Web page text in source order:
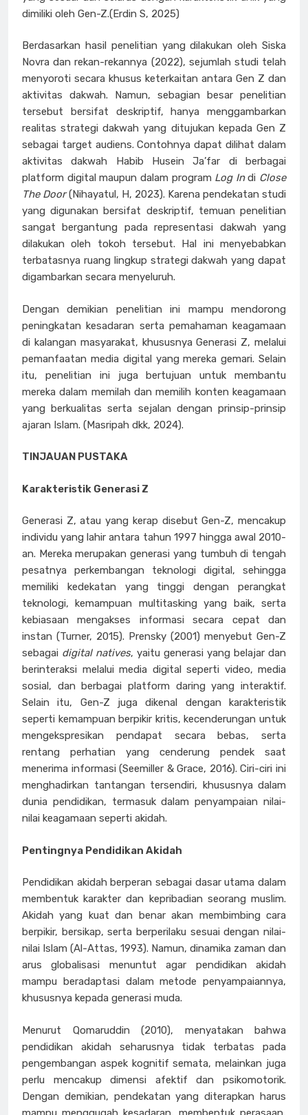
dimiliki oleh Gen-Z.(Erdin S, 2025)
Berdasarkan hasil penelitian yang dilakukan oleh Siska
Novra dan rekan-rekannya (2022), sejumlah studi telah
menyoroti secara khusus keterkaitan antara Gen Z dan
aktivitas dakwah. Namun, sebagian besar penelitian
tersebut bersifat deskriptif, hanya menggambarkan
realitas strategi dakwah yang ditujukan kepada Gen Z
sebagai target audiens. Contohnya dapat dilihat dalam
aktivitas dakwah Habib Husein Ja’far di berbagai
platform digital maupun dalam program Log Indi Close
The Door(Nihayatul, H, 2023). Karena pendekatan studi
yang digunakan bersifat deskriptif, temuan penelitian
sangat bergantung pada representasi dakwah yang
dilakukan oleh tokoh tersebut. Hal ini menyebabkan
terbatasnya ruang lingkup strategi dakwah yang dapat
digambarkan secara menyeluruh.
Dengan demikian penelitian ini mampu mendorong
peningkatan kesadaran serta pemahaman keagamaan
di kalangan masyarakat, khususnya Generasi Z, melalui
pemanfaatan media digital yang mereka gemari. Selain
itu, penelitian ini juga bertujuan untuk membantu
mereka dalam memilah dan memilih konten keagamaan
yang berkualitas serta sejalan dengan prinsip-prinsip
ajaran Islam. (Masripah dkk, 2024).
TINJAUAN PUSTAKA
Karakteristik Generasi Z
Generasi Z, atau yang kerap disebut Gen-Z, mencakup
individu yang lahir antara tahun 1997 hingga awal 2010-
an. Mereka merupakan generasi yang tumbuh di tengah
pesatnya perkembangan teknologi digital, sehingga
memiliki kedekatan yang tinggi dengan perangkat
teknologi, kemampuan multitasking yang baik, serta
kebiasaan mengakses informasi secara cepat dan
instan (Turner, 2015). Prensky (2001) menyebut Gen-Z
sebagai digital natives, yaitu generasi yang belajar dan
berinteraksi melalui media digital seperti video, media
sosial, dan berbagai platform daring yang interaktif.
Selain itu, Gen-Z juga dikenal dengan karakteristik
seperti kemampuan berpikir kritis, kecenderungan untuk
mengekspresikan pendapat secara bebas, serta
rentang perhatian yang cenderung pendek saat
menerima informasi (Seemiller & Grace, 2016). Ciri-ciri ini
menghadirkan tantangan tersendiri, khususnya dalam
dunia pendidikan, termasuk dalam penyampaian nilai-
nilai keagamaan seperti akidah.
Pentingnya Pendidikan Akidah
Pendidikan akidah berperan sebagai dasar utama dalam
membentuk karakter dan kepribadian seorang muslim.
Akidah yang kuat dan benar akan membimbing cara
berpikir, bersikap, serta berperilaku sesuai dengan nilai-
nilai Islam (Al-Attas, 1993). Namun, dinamika zaman dan
arus globalisasi menuntut agar pendidikan akidah
mampu beradaptasi dalam metode penyampaiannya,
khususnya kepada generasi muda.
Menurut Qomaruddin (2010), menyatakan bahwa
pendidikan akidah seharusnya tidak terbatas pada
pengembangan aspek kognitif semata, melainkan juga
perlu mencakup dimensi afektif dan psikomotorik.
Dengan demikian, pendekatan yang diterapkan harus